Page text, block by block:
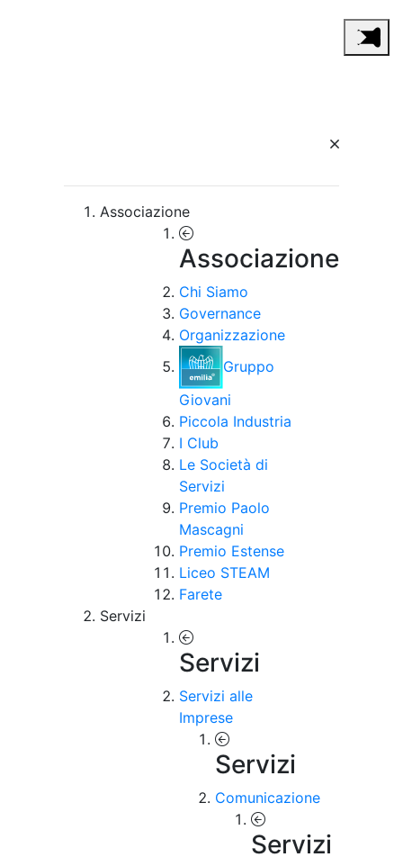
Associazione
Associazione
Chi Siamo
Governance
Organizzazione
Gruppo
Giovani
Piccola Industria
I Club
Le Società di
Servizi
Premio Paolo
Mascagni
Premio Estense
Liceo STEAM
Farete
Servizi
Servizi
Servizi alle
Imprese
Servizi
Comunicazione
Servizi